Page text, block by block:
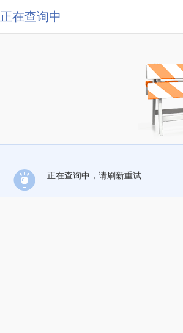
正在查询中
正在查询中，请刷新重试